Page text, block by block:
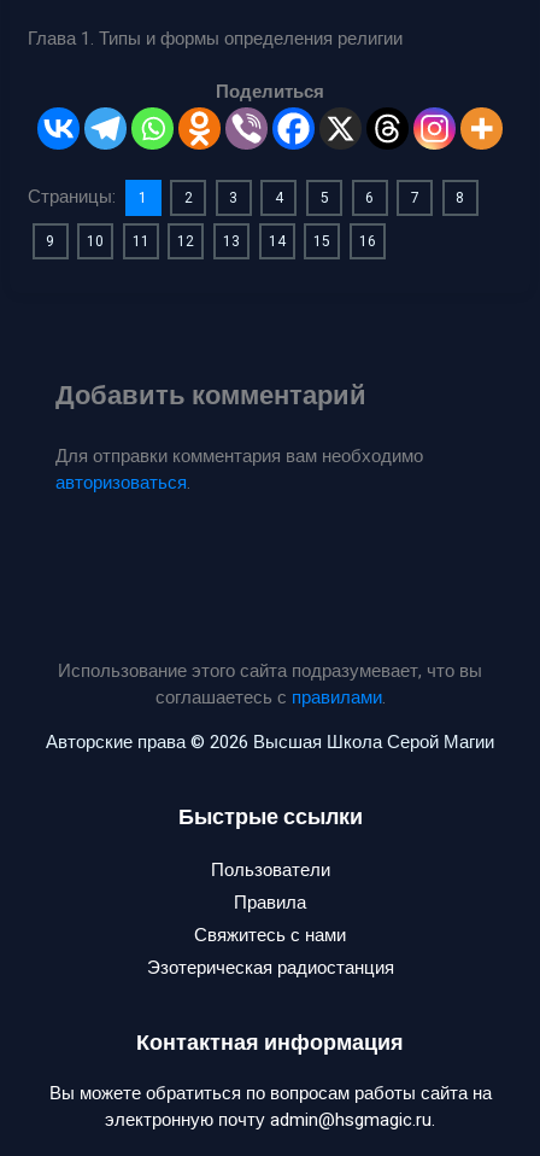
Глава 1. Типы и формы определения религии
Поделиться
Страницы: 1 2 3 4 5 6 7
8
9
10 11 12 13 14 15 16
Добавить комментарий
Для отправки комментария вам необходимо
авторизоваться.
Использование этого сайта подразумевает, что вы
соглашаетесь с правилами.
Авторские права © 2026 Высшая Школа Серой Магии
Быстрые ссылки
Пользователи
Правила
Свяжитесь с нами
Эзотерическая радиостанция
Контактная информация
Вы можете обратиться по вопросам работы сайта на
электронную почту admin@hsgmagic.ru.